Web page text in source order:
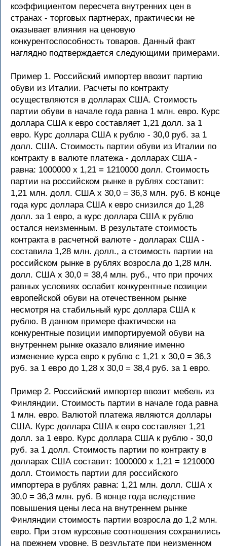
коэффициентом пересчета внутренних цен в
странах - торговых партнерах, практически не
оказывает влияния на ценовую
конкурентоспособность товаров. Данный факт
наглядно подтверждается следующими примерами.
Пример 1. Российский импортер ввозит партию
обуви из Италии. Расчеты по контракту
осуществляются в долларах США. Стоимость
партии обуви в начале года равна 1 млн. евро. Курс
доллара США к евро составляет 1,21 долл. за 1
евро. Курс доллара США к рублю - 30,0 руб. за 1
долл. США. Стоимость партии обуви из Италии по
контракту в валюте платежа - долларах США -
равна: 1000000 х 1,21 = 1210000 долл. Стоимость
партии на российском рынке в рублях составит:
1,21 млн. долл. США х 30,0 = 36,3 млн. руб. В конце
года курс доллара США к евро снизился до 1,28
долл. за 1 евро, а курс доллара США к рублю
остался неизменным. В результате стоимость
контракта в расчетной валюте - долларах США -
составила 1,28 млн. долл., а стоимость партии на
российском рынке в рублях возросла до 1,28 млн.
долл. США х 30,0 = 38,4 млн. руб., что при прочих
равных условиях ослабит конкурентные позиции
европейской обуви на отечественном рынке
несмотря на стабильный курс доллара США к
рублю. В данном примере фактически на
конкурентные позиции импортируемой обуви на
внутреннем рынке оказало влияние именно
изменение курса евро к рублю с 1,21 х 30,0 = 36,3
руб. за 1 евро до 1,28 x 30,0 = 38,4 руб. за 1 евро.
Пример 2. Российский импортер ввозит мебель из
Финляндии. Стоимость партии в начале года равна
1 млн. евро. Валютой платежа являются доллары
США. Курс доллара США к евро составляет 1,21
долл. за 1 евро. Курс доллара США к рублю - 30,0
руб. за 1 долл. Стоимость партии по контракту в
долларах США составит: 1000000 х 1,21 = 1210000
долл. Стоимость партии для российского
импортера в рублях равна: 1,21 млн. долл. США х
30,0 = 36,3 млн. руб. В конце года вследствие
повышения цены леса на внутреннем рынке
Финляндии стоимость партии возросла до 1,2 млн.
евро. При этом курсовые соотношения сохранились
на прежнем уровне. В результате при неизменном